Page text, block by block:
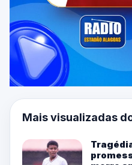
Mais visualizadas